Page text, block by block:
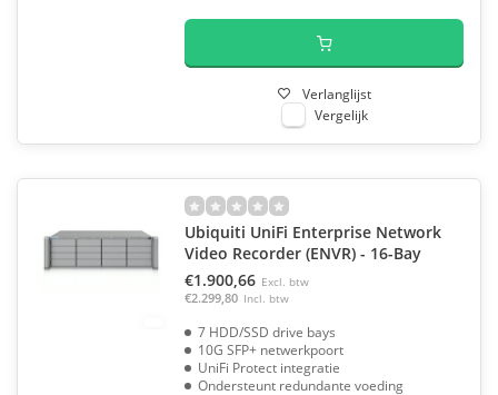
Verlanglijst
Vergelijk
Ubiquiti UniFi Enterprise Network
Video Recorder (ENVR) - 16-Bay
€1.900,66 Excl. btw
€2.299,80 Incl. btw
7 HDD/SSD drive bays
10G SFP+ netwerkpoort
UniFi Protect integratie
Ondersteunt redundante voeding